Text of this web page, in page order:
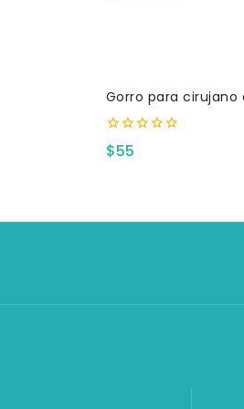
Gorro para cirujano
0
fuera
$55